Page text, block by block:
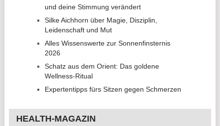
und deine Stimmung verändert
Silke Aichhorn über Magie, Disziplin,
Leidenschaft und Mut
Alles Wissenswerte zur Sonnenfinsternis
2026
Schatz aus dem Orient: Das goldene
Wellness-Ritual
Expertentipps fürs Sitzen gegen Schmerzen
HEALTH-MAGAZIN